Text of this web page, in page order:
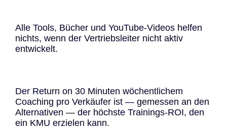
Alle Tools, Bücher und YouTube-Videos helfen
nichts, wenn der Vertriebsleiter nicht aktiv
entwickelt.
Der Return on 30 Minuten wöchentlichem
Coaching pro Verkäufer ist — gemessen an den
Alternativen — der höchste Trainings-ROI, den
ein KMU erzielen kann.